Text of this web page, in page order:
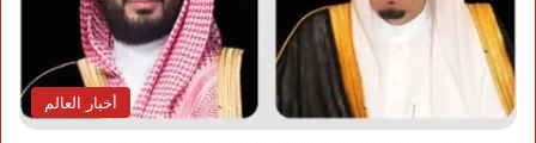
أخبار العالم